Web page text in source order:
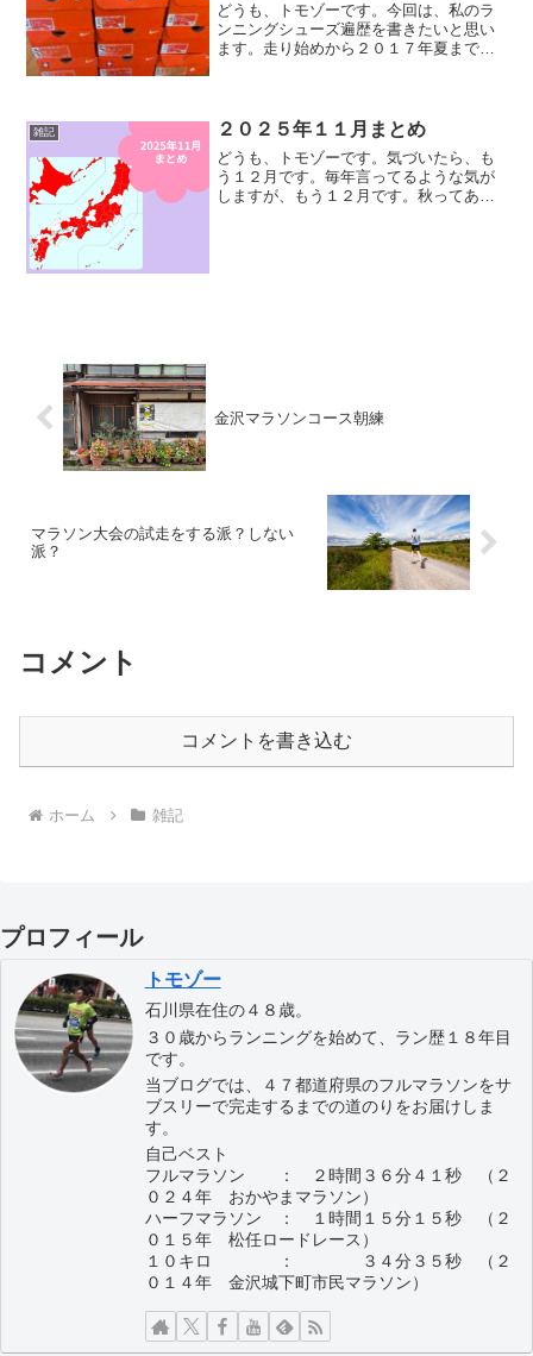
どうも、トモゾーです。今回は、私のラ
ンニングシューズ遍歴を書きたいと思い
ます。走り始めから２０１７年夏まで私
「NIKE」と「asics」で...
雑記 ２０２５年１１月まとめ
どうも、トモゾーです。気づいたら、も
う１２月です。毎年言ってるような気が
しますが、もう１２月です。秋ってあり
金沢マラソンコース朝練
マラソン大会の試走をする派？しない
派？
コメント
コメントを書き込む
ホーム 雑記
プロフィール
トモゾー
石川県在住の４８歳。
３０歳からランニングを始めて、ラン歴１８年目
です。
当ブログでは、４７都道府県のフルマラソンをサ
ブスリーで完走するまでの道のりをお届けしま
す。
自己ベスト
フルマラソン ： ２時間３６分４１秒 （２
０２４年 おかやまマラソン）
ハーフマラソン ： １時間１５分１５秒 （２
０１５年 松任ロードレース）
１０キロ ： ３４分３５秒 （２
０１４年 金沢城下町市民マラソン）